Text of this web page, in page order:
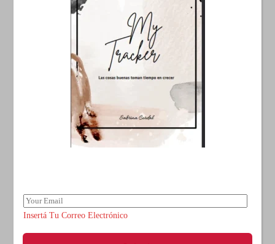
E
m
a
Insertá Tu Correo Electrónico